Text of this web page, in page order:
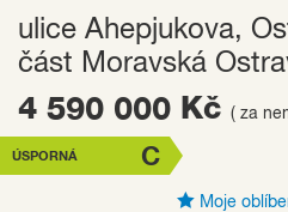
ulice Ahepjukova,
část Moravská
4 590 000 Kč ( za
C
ÚSPORNÁ
Moje